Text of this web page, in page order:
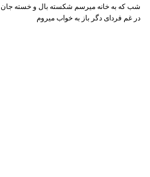
شب که به خانه میرسم شکسته بال و خسته جان
در غم فردای دگر باز به خواب میروم